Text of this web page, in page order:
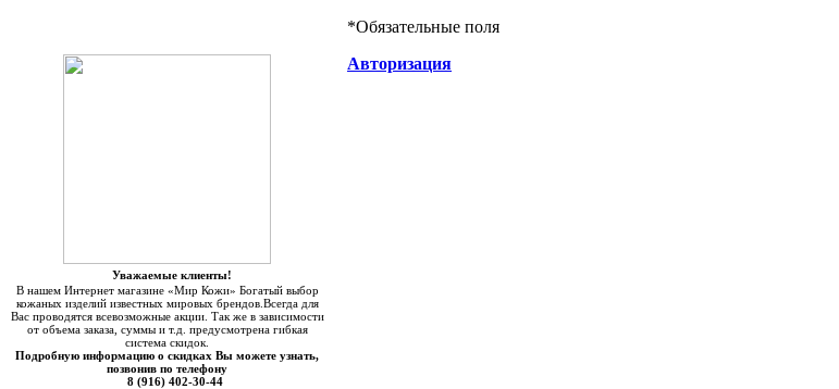
Уважаемые клиенты!
В нашем Интернет магазине «Мир Кожи» Богатый выбор
кожаных изделий известных мировых брендов.Всегда для
Вас проводятся всевозможные акции. Так же в зависимости
от объема заказа, суммы и т.д. предусмотрена гибкая
система скидок.
Подробную информацию о скидках Вы можете узнать,
позвонив по телефону
8 (916) 402-30-44
*Обязательные поля
Авторизация